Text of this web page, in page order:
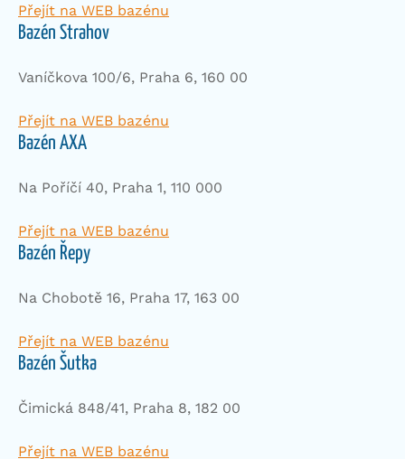
Přejít na WEB bazénu
Bazén Strahov
Vaníčkova 100/6, Praha 6, 160 00
Přejít na WEB bazénu
Bazén AXA
Na Poříčí 40, Praha 1, 110 000
Přejít na WEB bazénu
Bazén Řepy
Na Chobotě 16, Praha 17, 163 00
Přejít na WEB bazénu
Bazén Šutka
Čimická 848/41, Praha 8, 182 00
Přejít na WEB bazénu